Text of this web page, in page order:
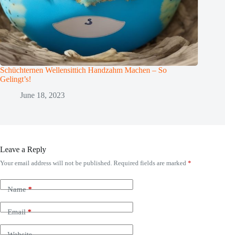
Schüchternen Wellensittich Handzahm Machen – So
Gelingt’s!
June 18, 2023
Leave a Reply
Your email address will not be published. Required fields are marked *
Name*
Email*